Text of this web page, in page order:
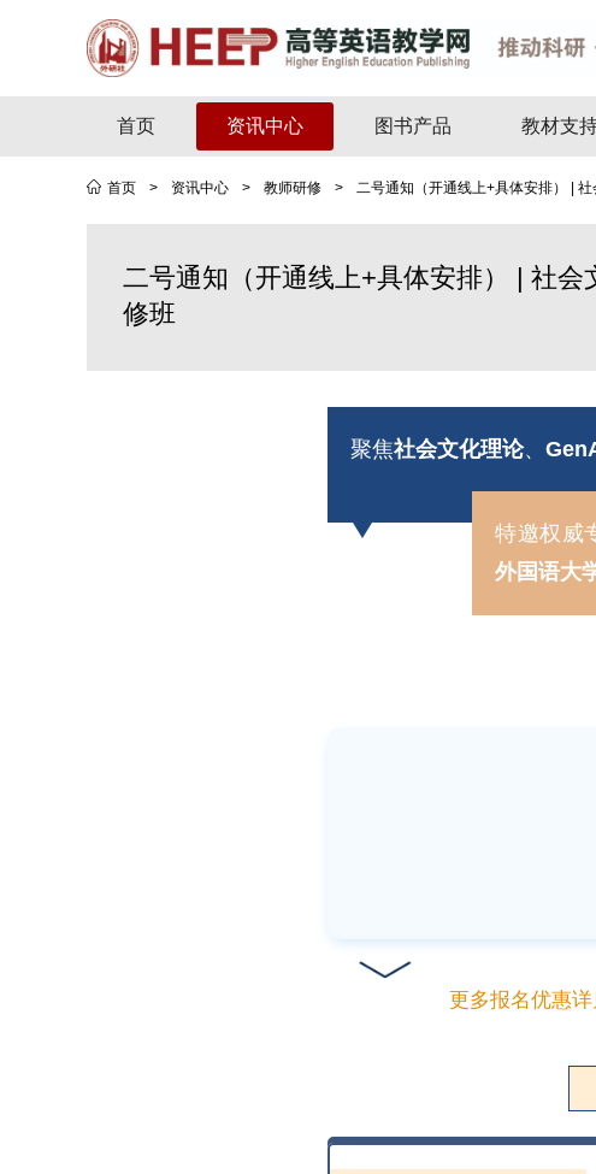
首页 资讯中心 图书产品 教材支
首页 > 资讯中心 > 教师研修 > 二号通知（开通线上+具体安排） |
二号通知（开通线上+具体安排） | 社
修班
聚焦社会文化理论、
特邀权威
外国语大
更多报名优惠